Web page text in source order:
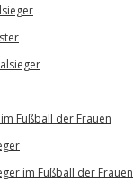
Fußball der Frauen
im Fußball der Frauen